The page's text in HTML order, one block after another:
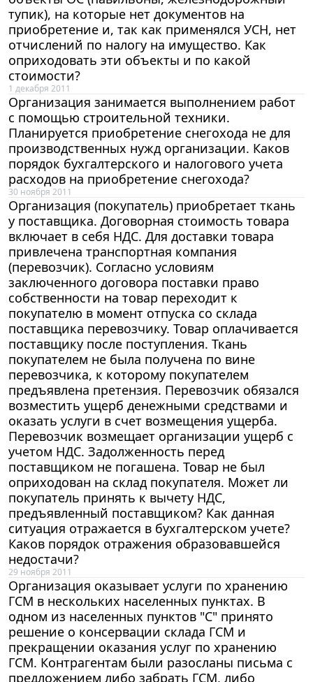
тупик), на которые нет документов на
приобретение и, так как применялся УСН, нет
отчислений по налогу на имущество. Как
оприходовать эти объекты и по какой
стоимости?
1 декабря 2011
Организация занимается выполнением работ
с помощью строительной техники.
Планируется приобретение снегохода не для
производственных нужд организации. Каков
порядок бухгалтерского и налогового учета
расходов на приобретение снегохода?
30 ноября 2011
Организация (покупатель) приобретает ткань
у поставщика. Договорная стоимость товара
включает в себя НДС. Для доставки товара
привлечена транспортная компания
(перевозчик). Согласно условиям
заключенного договора поставки право
собственности на товар переходит к
покупателю в момент отпуска со склада
поставщика перевозчику. Товар оплачивается
поставщику после поступления. Ткань
покупателем не была получена по вине
перевозчика, к которому покупателем
предъявлена претензия. Перевозчик обязался
возместить ущерб денежными средствами и
оказать услуги в счет возмещения ущерба.
Перевозчик возмещает организации ущерб с
учетом НДС. Задолженность перед
поставщиком не погашена. Товар не был
оприходован на склад покупателя. Может ли
покупатель принять к вычету НДС,
предъявленный поставщиком? Как данная
ситуация отражается в бухгалтерском учете?
Каков порядок отражения образовавшейся
недостачи?
29 ноября 2011
Организация оказывает услуги по хранению
ГСМ в нескольких населенных пунктах. В
одном из населенных пунктов "С" принято
решение о консервации склада ГСМ и
прекращении оказания услуг по хранению
ГСМ. Контрагентам были разосланы письма с
предложением либо забрать ГСМ, либо